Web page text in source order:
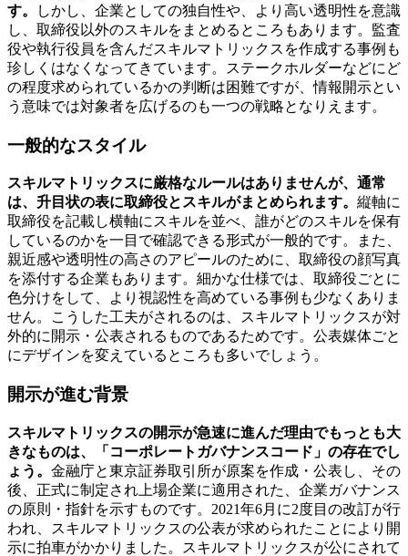
す。
しかし、企業としての独自性や、より高い透明性を意識
し、取締役以外のスキルをまとめるところもあります。監査
役や執行役員を含んだスキルマトリックスを作成する事例も
珍しくはなくなってきています。ステークホルダーなどにど
の程度求められているかの判断は困難ですが、情報開示とい
う意味では対象者を広げるのも一つの戦略となりえます。
一般的なスタイル
スキルマトリックスに厳格なルールはありませんが、通常
は、升目状の表に取締役とスキルがまとめられます。 縦軸に
取締役を記載し横軸にスキルを並べ、誰がどのスキルを保有
しているのかを一目で確認できる形式が一般的です。また、
親近感や透明性の高さのアピールのために、取締役の顔写真
を添付する企業もあります。細かな仕様では、取締役ごとに
色分けをして、より視認性を高めている事例も少なくありま
せん。こうした工夫がされるのは、スキルマトリックスが対
外的に開示・公表されるものであるためです。公表媒体ごと
にデザインを変えているところも多いでしょう。
開示が進む背景
スキルマトリックスの開示が急速に進んだ理由でもっとも大
きなものは、「コーポレートガバナンスコード」の存在でし
ょう。 金融庁と東京証券取引所が原案を作成・公表し、その
後、正式に制定され上場企業に適用された、企業ガバナンス
の原則・指針を示すものです。2021年6月に2度目の改訂が行
われ、スキルマトリックスの公表が求められたことにより開
示に拍車がかかりました。スキルマトリックスが公にされて